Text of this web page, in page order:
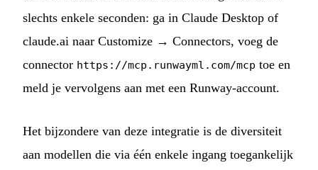
slechts enkele seconden: ga in Claude Desktop of
claude.ai naar Customize → Connectors, voeg de
connector https://mcp.runwayml.com/mcp toe en
meld je vervolgens aan met een Runway-account.
Het bijzondere van deze integratie is de diversiteit
aan modellen die via één enkele ingang toegankelijk